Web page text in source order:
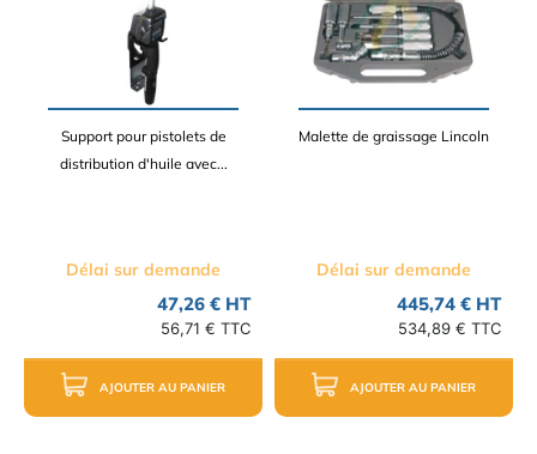
Support pour pistolets de
distribution d'huile avec...
Délai sur demande
47,26 € HT
56,71 € TTC
AJOUTER AU PANIER
Malette de graissage Lincoln
Délai sur demande
445,74 € HT
534,89 € TTC
AJOUTER AU PANIER